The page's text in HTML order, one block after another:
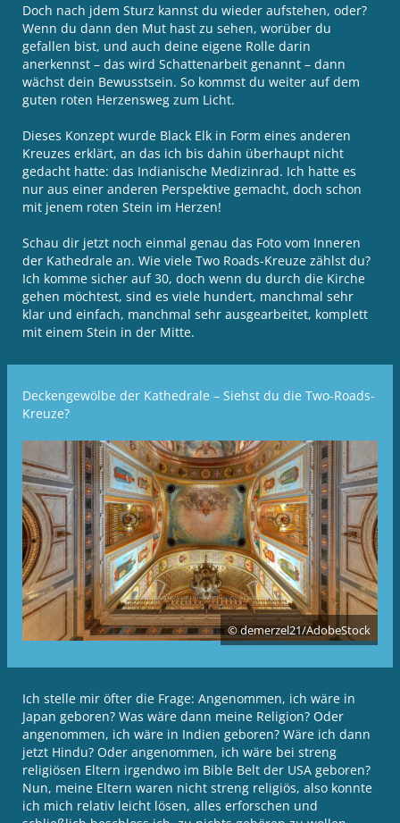
Doch nach jdem Sturz kannst du wieder aufstehen, oder?
Wenn du dann den Mut hast zu sehen, worüber du
gefallen bist, und auch deine eigene Rolle darin
anerkennst – das wird Schattenarbeit genannt – dann
wächst dein Bewusstsein. So kommst du weiter auf dem
guten roten Herzensweg zum Licht.
Dieses Konzept wurde Black Elk in Form eines anderen
Kreuzes erklärt, an das ich bis dahin überhaupt nicht
gedacht hatte: das Indianische Medizinrad. Ich hatte es
nur aus einer anderen Perspektive gemacht, doch schon
mit jenem roten Stein im Herzen!
Schau dir jetzt noch einmal genau das Foto vom Inneren
der Kathedrale an. Wie viele Two Roads-Kreuze zählst du?
Ich komme sicher auf 30, doch wenn du durch die Kirche
gehen möchtest, sind es viele hundert, manchmal sehr
klar und einfach, manchmal sehr ausgearbeitet, komplett
mit einem Stein in der Mitte.
Deckengewölbe der Kathedrale – Siehst du die Two-Roads-
Kreuze?
© demerzel21/AdobeStock
Ich stelle mir öfter die Frage: Angenommen, ich wäre in
Japan geboren? Was wäre dann meine Religion? Oder
angenommen, ich wäre in Indien geboren? Wäre ich dann
jetzt Hindu? Oder angenommen, ich wäre bei streng
religiösen Eltern irgendwo im Bible Belt der USA geboren?
Nun, meine Eltern waren nicht streng religiös, also konnte
ich mich relativ leicht lösen, alles erforschen und